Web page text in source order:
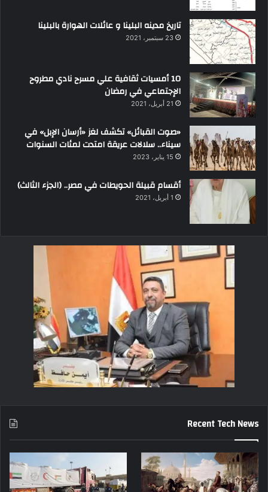
تاريخ مدينه البلينا و عائلات الهوارة بالبلينا
23 سبتمبر، 2021
10 أمسيات ثقافية علي مسرح نادي مطروح
الإجتماعي في رمضان
21 أبريل، 2021
«صوت القبائل» تكشف لغز «أرسان الإبل» في
سيناء.. سلالات عريقة امتدت لمئات السنوات
15 يناير، 2023
أقسام قبيلة الحويطات في مصر.. (الجزء الثالث)
1 أبريل، 2021
Recent Tech News